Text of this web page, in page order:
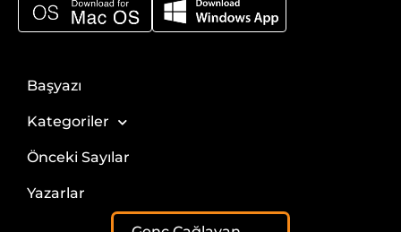
Başyazı
Kategoriler
Önceki Sayılar
Yazarlar